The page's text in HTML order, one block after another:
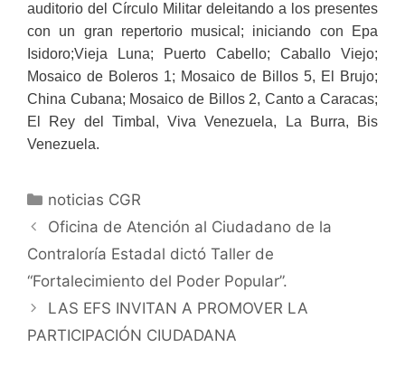
auditorio del Círculo Militar deleitando a los presentes
con un gran repertorio musical; iniciando con Epa
Isidoro;Vieja Luna; Puerto Cabello; Caballo Viejo;
Mosaico de Boleros 1; Mosaico de Billos 5, El Brujo;
China Cubana; Mosaico de Billos 2, Canto a Caracas;
El Rey del Timbal, Viva Venezuela, La Burra, Bis
Venezuela.
noticias CGR
Oficina de Atención al Ciudadano de la
Contraloría Estadal dictó Taller de
“Fortalecimiento del Poder Popular”.
LAS EFS INVITAN A PROMOVER LA
PARTICIPACIÓN CIUDADANA